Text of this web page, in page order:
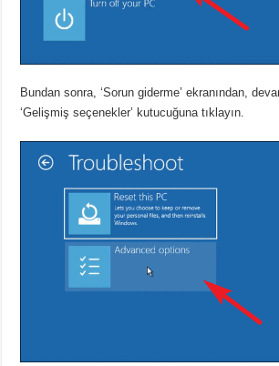
Bundan sonra, ‘Sorun giderme’ ekranından,
‘Gelişmiş seçenekler’ kutucuğuna tıklayın.